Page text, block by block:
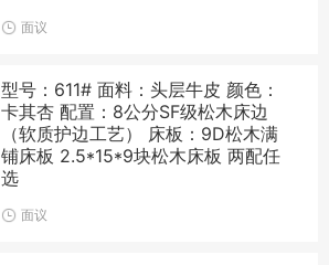
面议
型号：611# 面料：头层牛皮 颜色：
卡其杏 配置：8公分SF级松木床边
（软质护边工艺） 床板：9D松木满
铺床板 2.5*15*9块松木床板 两配任
选
面议